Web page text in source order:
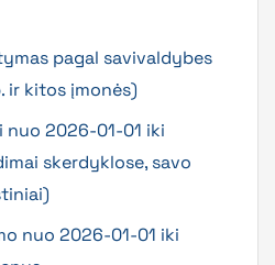
pagal savivaldybes
ir kitos įmonės)
nuo 2026-01-01 iki
skerdyklose, savo
nuo 2026-01-01 iki